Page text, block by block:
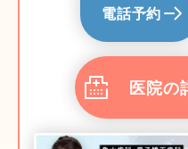
電話予約
医院の